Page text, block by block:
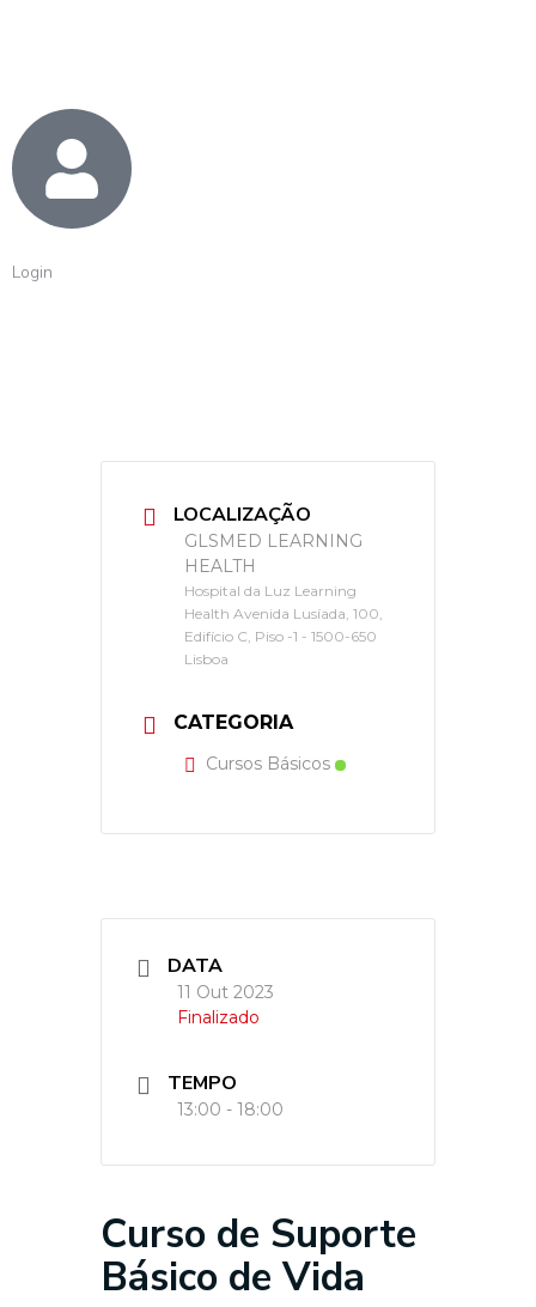
Login
LOCALIZAÇÃO
GLSMED LEARNING
HEALTH
Hospital da Luz Learning
Health Avenida Lusíada, 100,
Edifício C, Piso -1 - 1500-650
Lisboa
CATEGORIA
Cursos Básicos
DATA
11 Out 2023
Finalizado
TEMPO
13:00 - 18:00
Curso de Suporte
Básico de Vida